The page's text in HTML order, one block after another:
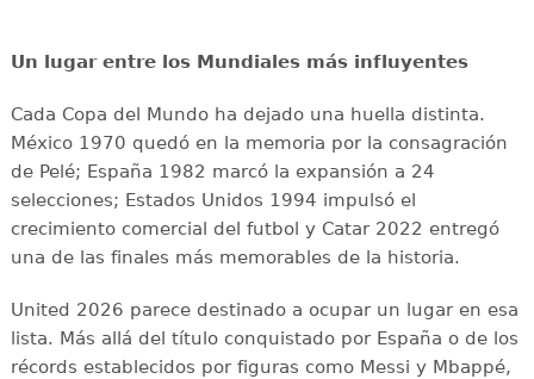
Un lugar entre los Mundiales más influyentes
Cada Copa del Mundo ha dejado una huella distinta.
México 1970 quedó en la memoria por la consagración
de Pelé; España 1982 marcó la expansión a 24
selecciones; Estados Unidos 1994 impulsó el
crecimiento comercial del futbol y Catar 2022 entregó
una de las finales más memorables de la historia.
United 2026 parece destinado a ocupar un lugar en esa
lista. Más allá del título conquistado por España o de los
récords establecidos por figuras como Messi y Mbappé,